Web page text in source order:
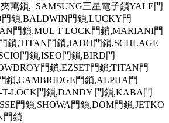
萬鎖, SAMSUNG三星電子鎖YALE門
門鎖,BALDWIN門鎖,LUCKY門
門鎖,MUL T LOCK門鎖,MARIANI門
鎖,TITAN門鎖,JADO門鎖,SCHLAGE
門鎖,ISEO門鎖,BIRD門
門鎖,EZSET門鎖;TITAN門
鎖,CAMBRIDGE門鎖,ALPHA門
T-LOCK門鎖,DANDY 門鎖,KABA門
門鎖,SHOWA門鎖,DOM門鎖,JETKO
門鎖